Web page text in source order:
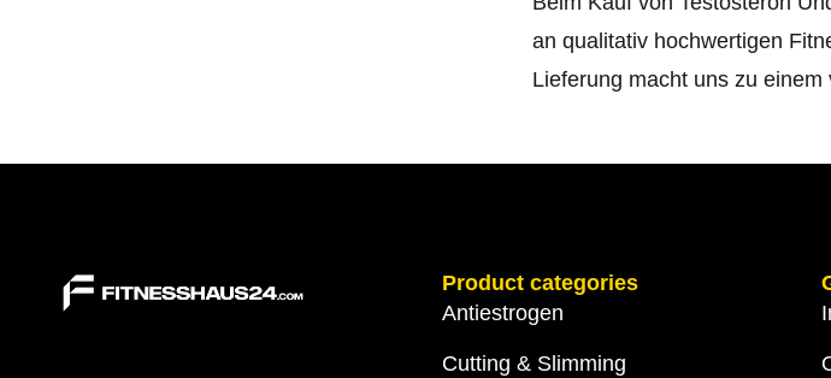
an qualitativ hochwertigen
Lieferung macht uns zu
Product categories
Antiestrogen
Cutting & Slimming